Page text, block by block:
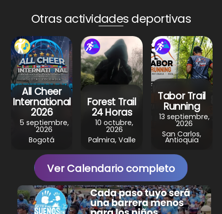
A
p
p
b
o
o
k
st a
m
Otras actividades deportivas
All Cheer
International
2026
5 septiembre,
2026
Bogotá
Forest Trail
24 Horas
10 octubre,
2026
Palmira, Valle
Tabor Trail
Running
13 septiembre,
2026
San Carlos,
Antioquia
Ver Calendario completo